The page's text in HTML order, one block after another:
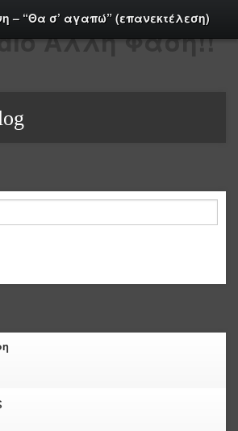
– “Θα σ’ αγαπώ” (επανεκτέλεση)